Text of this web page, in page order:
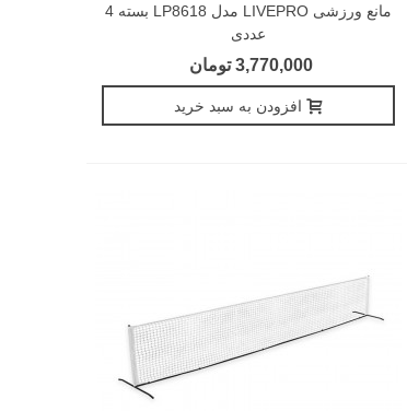
مانع ورزشی LIVEPRO مدل LP8618 بسته 4
عددی
3,770,000 تومان
افزودن به سبد خرید